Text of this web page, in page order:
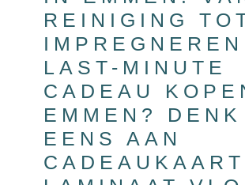
REINIGING
IMPREGNEREN
LAST-MINUTE
CADEAU
EMMEN? DENK
EENS AAN